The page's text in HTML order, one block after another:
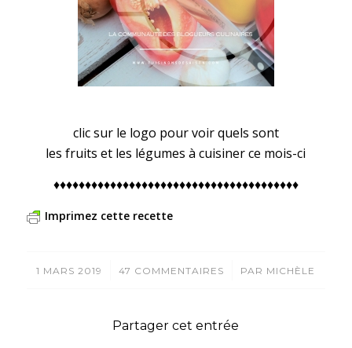
clic sur le logo pour voir quels sont
les fruits et les légumes à cuisiner ce mois-ci
♦♦♦♦♦♦♦♦♦♦♦♦♦♦♦♦♦♦♦♦♦♦♦♦♦♦♦♦♦♦♦♦♦♦♦♦♦♦♦
Imprimez cette recette
1 MARS 2019
/ 47 COMMENTAIRES
/ PAR MICHÈLE
Partager cet entrée